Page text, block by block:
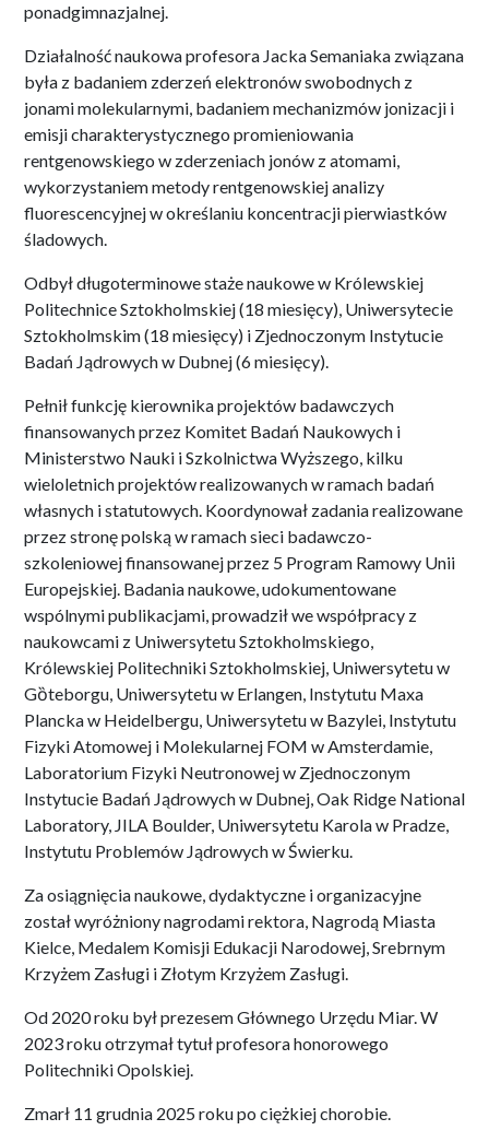
ponadgimnazjalnej.
Działalność naukowa profesora Jacka Semaniaka związana
była z badaniem zderzeń elektronów swobodnych z
jonami molekularnymi, badaniem mechanizmów jonizacji i
emisji charakterystycznego promieniowania
rentgenowskiego w zderzeniach jonów z atomami,
wykorzystaniem metody rentgenowskiej analizy
fluorescencyjnej w określaniu koncentracji pierwiastków
śladowych.
Odbył długoterminowe staże naukowe w Królewskiej
Politechnice Sztokholmskiej (18 miesięcy), Uniwersytecie
Sztokholmskim (18 miesięcy) i Zjednoczonym Instytucie
Badań Jądrowych w Dubnej (6 miesięcy).
Pełnił funkcję kierownika projektów badawczych
finansowanych przez Komitet Badań Naukowych i
Ministerstwo Nauki i Szkolnictwa Wyższego, kilku
wieloletnich projektów realizowanych w ramach badań
własnych i statutowych. Koordynował zadania realizowane
przez stronę polską w ramach sieci badawczo-
szkoleniowej finansowanej przez 5 Program Ramowy Unii
Europejskiej. Badania naukowe, udokumentowane
wspólnymi publikacjami, prowadził we współpracy z
naukowcami z Uniwersytetu Sztokholmskiego,
Królewskiej Politechniki Sztokholmskiej, Uniwersytetu w
Gȍteborgu, Uniwersytetu w Erlangen, Instytutu Maxa
Plancka w Heidelbergu, Uniwersytetu w Bazylei, Instytutu
Fizyki Atomowej i Molekularnej FOM w Amsterdamie,
Laboratorium Fizyki Neutronowej w Zjednoczonym
Instytucie Badań Jądrowych w Dubnej, Oak Ridge National
Laboratory, JILA Boulder, Uniwersytetu Karola w Pradze,
Instytutu Problemów Jądrowych w Świerku.
Za osiągnięcia naukowe, dydaktyczne i organizacyjne
został wyróżniony nagrodami rektora, Nagrodą Miasta
Kielce, Medalem Komisji Edukacji Narodowej, Srebrnym
Krzyżem Zasługi i Złotym Krzyżem Zasługi.
Od 2020 roku był prezesem Głównego Urzędu Miar. W
2023 roku otrzymał tytuł profesora honorowego
Politechniki Opolskiej.
Zmarł 11 grudnia 2025 roku po ciężkiej chorobie.